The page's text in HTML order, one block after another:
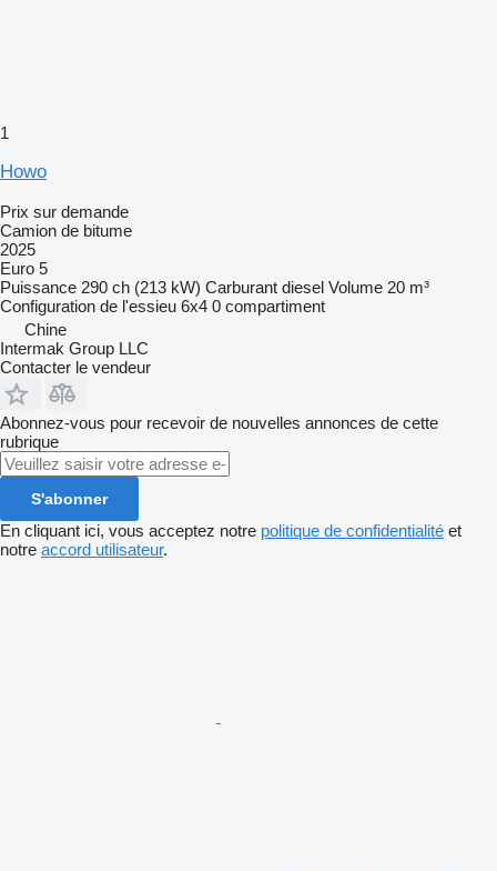
1
Howo
Prix sur demande
Camion de bitume
2025
Euro 5
Puissance 290 ch (213 kW) Carburant diesel Volume 20 m³
Configuration de l'essieu 6x4 0 compartiment
Chine
Intermak Group LLC
Contacter le vendeur
Abonnez-vous pour recevoir de nouvelles annonces de cette
rubrique
S'abonner
En cliquant ici, vous acceptez notre politique de confidentialité et
notre accord utilisateur.